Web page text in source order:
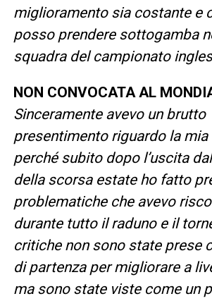
miglioramento sia costante e
posso prendere sottogamba
squadra del campionato
NON CONVOCATA AL
Sinceramente avevo un brutto
presentimento riguardo la
perché subito dopo l’uscita
della scorsa estate ho fatto
problematiche che avevo
durante tutto il raduno e il
critiche non sono state prese
di partenza per migliorare a
ma sono state viste come un